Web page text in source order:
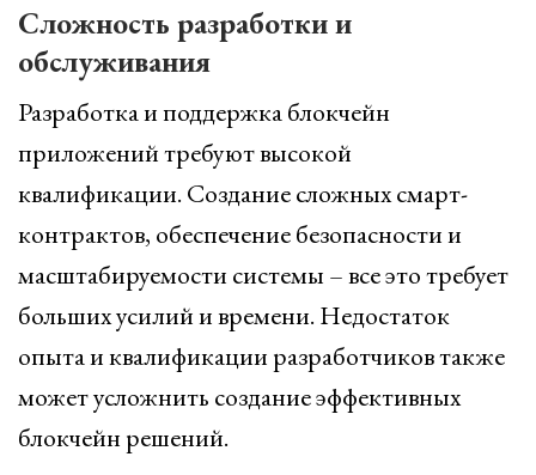
Сложность разработки и
обслуживания
Разработка и поддержка блокчейн
приложений требуют высокой
квалификации. Создание сложных смарт-
контрактов, обеспечение безопасности и
масштабируемости системы – все это требует
больших усилий и времени. Недостаток
опыта и квалификации разработчиков также
может усложнить создание эффективных
блокчейн решений.